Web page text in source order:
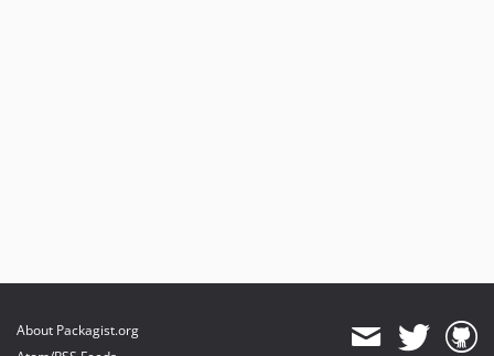
About Packagist.org